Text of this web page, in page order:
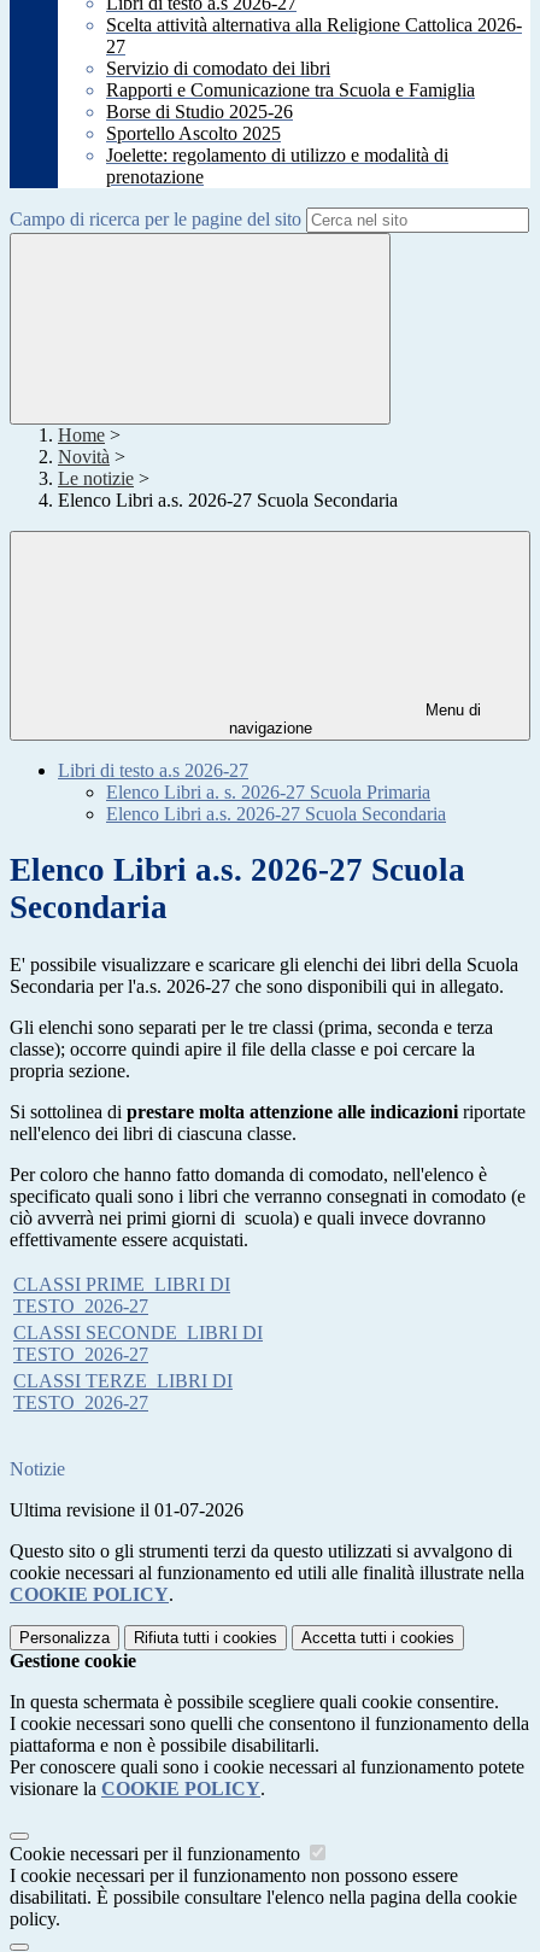
Scelta attività alternativa alla Religione Cattolica 2026-
27
Servizio di comodato dei libri
Rapporti e Comunicazione tra Scuola e Famiglia
Borse di Studio 2025-26
Sportello Ascolto 2025
Joelette: regolamento di utilizzo e modalità di
prenotazione
Campo di ricerca per le pagine del sito
Home >
Novità >
Le notizie >
Elenco Libri a.s. 2026-27 Scuola Secondaria
Menu di
navigazione
Libri di testo a.s 2026-27
Elenco Libri a. s. 2026-27 Scuola Primaria
Elenco Libri a.s. 2026-27 Scuola Secondaria
Elenco Libri a.s. 2026-27 Scuola
Secondaria
E' possibile visualizzare e scaricare gli elenchi dei libri della Scuola
Secondaria per l'a.s. 2026-27 che sono disponibili qui in allegato.
Gli elenchi sono separati per le tre classi (prima, seconda e terza
classe); occorre quindi apire il file della classe e poi cercare la
propria sezione.
Si sottolinea di prestare molta attenzione alle indicazioni riportate
nell'elenco dei libri di ciascuna classe.
Per coloro che hanno fatto domanda di comodato, nell'elenco è
specificato quali sono i libri che verranno consegnati in comodato (e
ciò avverrà nei primi giorni di scuola) e quali invece dovranno
effettivamente essere acquistati.
CLASSI PRIME_LIBRI DI
TESTO_2026-27
CLASSI SECONDE_LIBRI DI
TESTO_2026-27
CLASSI TERZE_LIBRI DI
TESTO_2026-27
Notizie
Ultima revisione il 01-07-2026
Questo sito o gli strumenti terzi da questo utilizzati si avvalgono di
cookie necessari al funzionamento ed utili alle finalità illustrate nella
COOKIE POLICY.
Personalizza Rifiuta tutti i cookies Accetta tutti i cookies
Gestione cookie
In questa schermata è possibile scegliere quali cookie consentire.
I cookie necessari sono quelli che consentono il funzionamento della
piattaforma e non è possibile disabilitarli.
Per conoscere quali sono i cookie necessari al funzionamento potete
visionare la COOKIE POLICY.
Cookie necessari per il funzionamento
I cookie necessari per il funzionamento non possono essere
disabilitati. È possibile consultare l'elenco nella pagina della cookie
policy.